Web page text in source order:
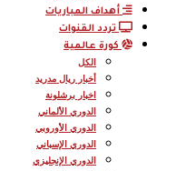
أهداف المباريات
تردد القنوات
كورة عالمية
الكل
أخبار ريال مدريد
اخبار برشلونة
الدوري الألماني
الدوري الأوروبي
الدوري الإسباني
الدوري الإنجليزي